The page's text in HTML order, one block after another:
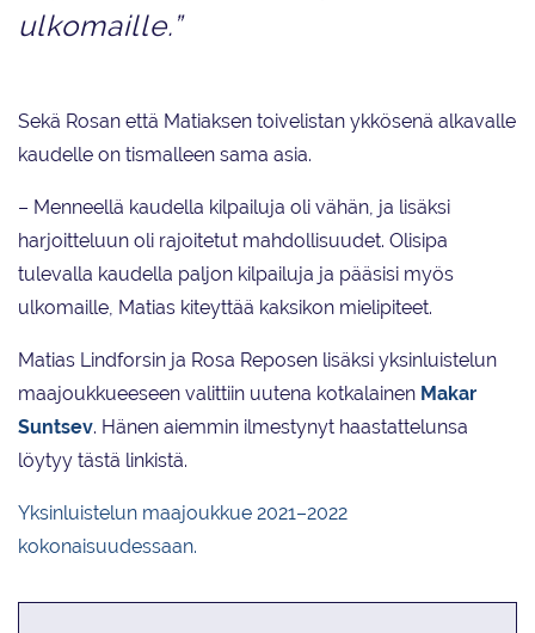
ulkomaille.”
Sekä Rosan että Matiaksen toivelistan ykkösenä alkavalle
kaudelle on tismalleen sama asia.
– Menneellä kaudella kilpailuja oli vähän, ja lisäksi
harjoitteluun oli rajoitetut mahdollisuudet. Olisipa
tulevalla kaudella paljon kilpailuja ja pääsisi myös
ulkomaille, Matias kiteyttää kaksikon mielipiteet.
Matias Lindforsin ja Rosa Reposen lisäksi yksinluistelun
maajoukkueeseen valittiin uutena kotkalainen Makar
Suntsev. Hänen aiemmin ilmestynyt haastattelunsa
löytyy tästä linkistä.
Yksinluistelun maajoukkue 2021–2022
kokonaisuudessaan.